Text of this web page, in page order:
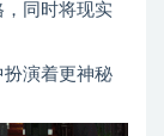
同时将现实
演着更神秘